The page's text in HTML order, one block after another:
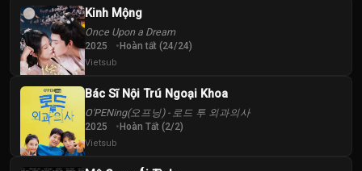
Kinh Mộng
Once Upon a Dream
2025 Hoàn tất (24/24)
Vietsub
Bác Sĩ Nội Trú Ngoại Khoa
O'PENing(오프닝) - 로드 투 외과의사
2025 Hoàn Tất (2/2)
Vietsub